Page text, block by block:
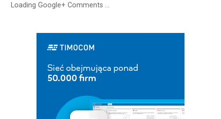
Loading Google+ Comments ...